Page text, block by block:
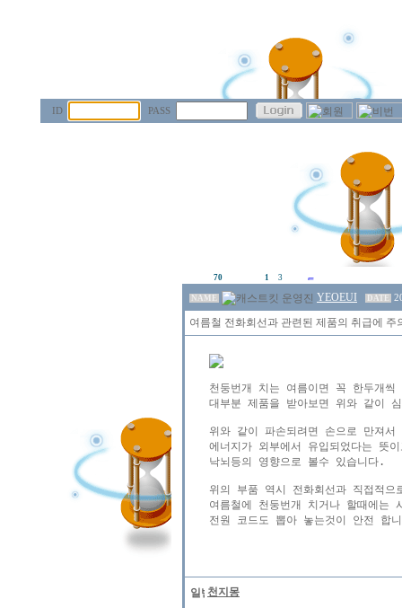
ID PASS
70 1 3
NAME YEOEUI DATE
여름철 전화회선과 관련된 제품의 취급에 주
천둥번개 치는 여름이면 꼭 한두개
대부분 제품을 받아보면 위와 같이
위와 같이 파손되려면 손으로 만져서
에너지가 외부에서 유입되었다는
낙뇌등의 영향으로 볼수 있습니다.
위의 부품 역시 전화회선과 직접적
여름철에 천둥번개 치거나 할때에는
전원 코드도 뽑아 놓는것이 안전 합
천지몽